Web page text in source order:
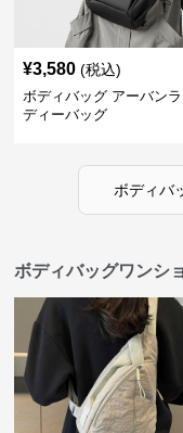
¥3,580 (税込)
ボディバッグ アーバン
ディーバッグ
ボディバ
ボディバッグワンシ